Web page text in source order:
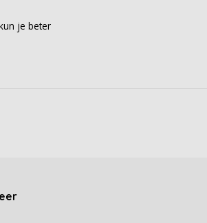
je beter